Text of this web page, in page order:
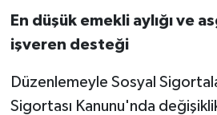
En düşük emekli aylığı ve
işveren desteği
Düzenlemeyle Sosyal
Sigortası Kanunu'nda